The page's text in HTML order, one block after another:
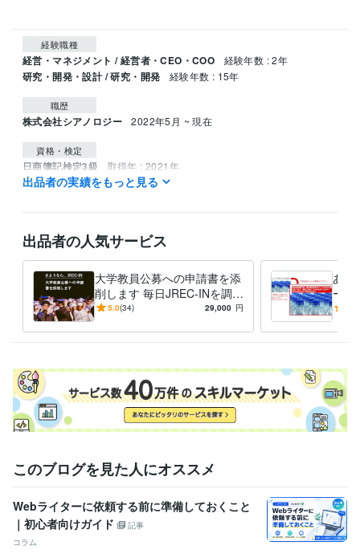
経験職種
経営・マネジメント / 経営者・CEO・COO 経験年数 : 2年
研究・開発・設計 / 研究・開発 経験年数 : 15年
職歴
株式会社シアノロジー 2022年5月 ~ 現在
資格・検定
日商簿記検定3級 取得年 : 2021年
Wix:10年Excel:20年PowerPoint:20年Word:20年STORES:3年
ライティング・翻訳 研究論文添削 Webデザイン
大学 テクノロジー 環境 バイオ 経営
学歴
東京大学大学院 2002年3月 ~ 2007年2月
出品者の実績をもっと見る
出品者の人気サービス
大学教員公募への申請書を添
削します 毎日JREC-INを調べ
る日々を終わらせましょう
5.0(34) 29,000 円
あな
ータ
ング
このブログを見た人にオススメ
Webライターに依頼する前に準備しておくこと
｜初心者向けガイド
記事
コラム